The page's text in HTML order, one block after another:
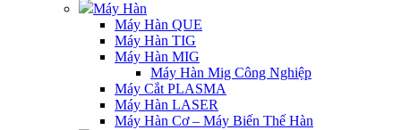
Máy Hàn
Máy Hàn QUE
Máy Hàn TIG
Máy Hàn MIG
Máy Hàn Mig Công Nghiệp
Máy Cắt PLASMA
Máy Hàn LASER
Máy Hàn Cơ – Máy Biến Thế Hàn